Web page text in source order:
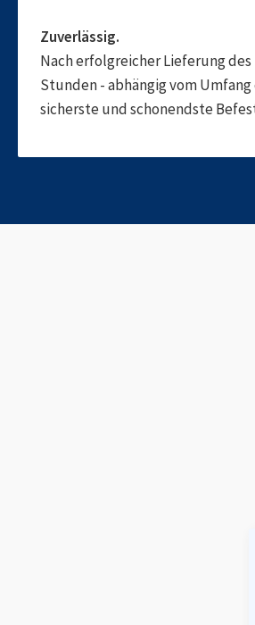
Zuverlässig.
Nach erfolgreicher Lieferung
Stunden - abhängig vom
sicherste und schonendste